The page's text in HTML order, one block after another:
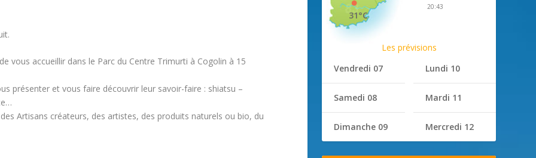
vous accueillir dans le Parc du Centre Trimurti à Cogolin à 15
présenter et vous faire découvrir leur savoir-faire : shiatsu –
Artisans créateurs, des artistes, des produits naturels ou bio, du
31°C
20:43
Les prévisions
Vendredi 07
Samedi 08
Dimanche 09
Lundi 10
Mardi 11
Mercredi 12